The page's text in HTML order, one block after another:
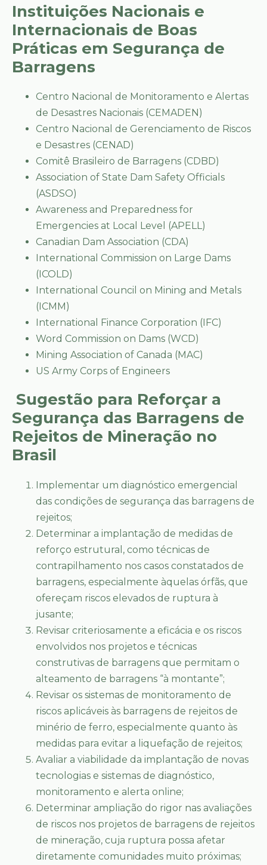
Instituições Nacionais e
Internacionais de Boas
Práticas em Segurança de
Barragens
Centro Nacional de Monitoramento e Alertas
de Desastres Nacionais (CEMADEN)
Centro Nacional de Gerenciamento de Riscos
e Desastres (CENAD)
Comitê Brasileiro de Barragens (CDBD)
Association of State Dam Safety Officials
(ASDSO)
Awareness and Preparedness for
Emergencies at Local Level (APELL)
Canadian Dam Association (CDA)
International Commission on Large Dams
(ICOLD)
International Council on Mining and Metals
(ICMM)
International Finance Corporation (IFC)
Word Commission on Dams (WCD)
Mining Association of Canada (MAC)
US Army Corps of Engineers
Sugestão para Reforçar a
Segurança das Barragens de
Rejeitos de Mineração no
Brasil
Implementar um diagnóstico emergencial
das condições de segurança das barragens de
rejeitos;
Determinar a implantação de medidas de
reforço estrutural, como técnicas de
contrapilhamento nos casos constatados de
barragens, especialmente àquelas órfãs, que
ofereçam riscos elevados de ruptura à
jusante;
Revisar criteriosamente a eficácia e os riscos
envolvidos nos projetos e técnicas
construtivas de barragens que permitam o
alteamento de barragens “à montante”;
Revisar os sistemas de monitoramento de
riscos aplicáveis às barragens de rejeitos de
minério de ferro, especialmente quanto às
medidas para evitar a liquefação de rejeitos;
Avaliar a viabilidade da implantação de novas
tecnologias e sistemas de diagnóstico,
monitoramento e alerta online;
Determinar ampliação do rigor nas avaliações
de riscos nos projetos de barragens de rejeitos
de mineração, cuja ruptura possa afetar
diretamente comunidades muito próximas;